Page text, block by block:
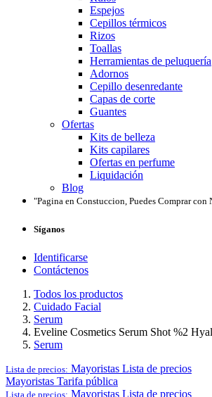
Espejos
Cepillos térmicos
Rizos
Toallas
Herramientas de peluquería
Adornos
Cepillo desenredante
Capas de corte
Guantes
Ofertas
Kits de belleza
Kits capilares
Ofertas en perfume
Liquidación
Blog
"Pagina en Constuccion, Puedes Comprar con
Síganos
Identificarse
Contáctenos
Todos los productos
Cuidado Facial
Serum
Eveline Cosmetics Serum Shot %2
Serum
Lista de precios: Mayoristas Lista de precios
Mayoristas Tarifa pública
Lista de precios: Mayoristas Lista de precios